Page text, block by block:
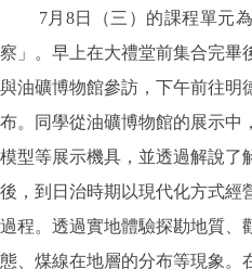
7月8日（三）的課程單元為
察」。早上在大禮堂前集合完畢
與油礦博物館參訪，下午前往明
布。同學從油礦博物館的展示中
模型等展示機具，並透過解說了
後，到日治時期以現代化方式經
過程。透過實地體驗探勘地質、
態、煤線在地層的分布等現象。